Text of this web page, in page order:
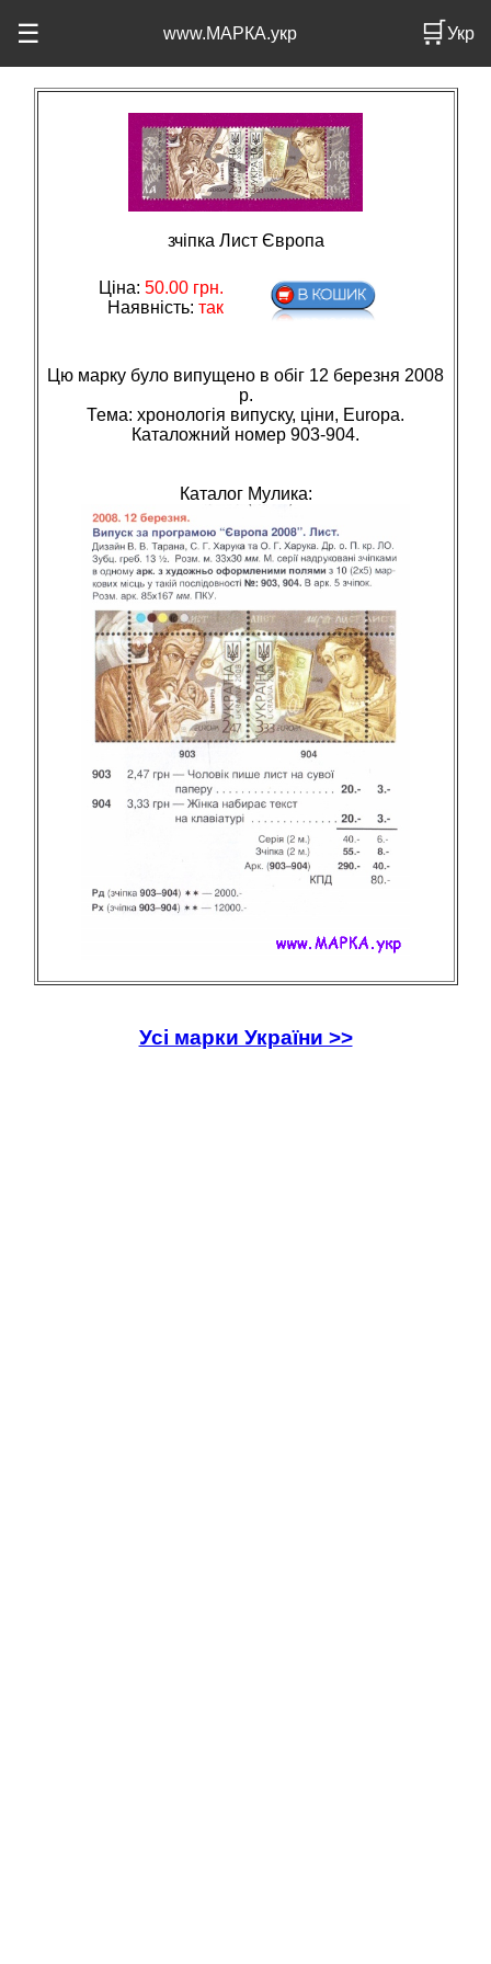
☰ www.МАРКА.укр 🛒Укр
зчіпка Лист Європа
Ціна: 50.00грн.
Наявність: так
Цю марку було випущено в обіг 12 березня 2008
р.
Тема: хронологiя випуску, цiни, Europa.
Каталожний номер 903-904.
Каталог Мулика:
Усі марки України >>